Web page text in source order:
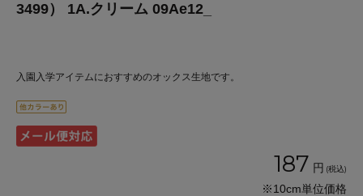
3499） 1A.クリーム 09Ae12_
入園入学アイテムにおすすめのオックス生地です。
187 円 (税込)
※10cm単位価格